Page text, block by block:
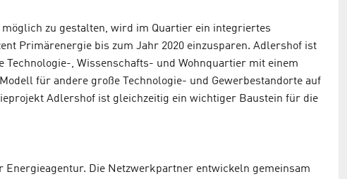
zu gestalten, wird im Quartier ein integriertes
Primärenergie bis zum Jahr 2020 einzusparen. Adlershof ist
, Wissenschafts- und Wohnquartier mit einem
für andere große Technologie- und Gewerbestandorte auf
Adlershof ist gleichzeitig ein wichtiger Baustein für die
Die Netzwerkpartner entwickeln gemeinsam